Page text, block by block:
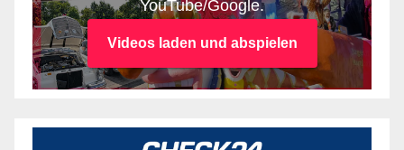
YouTube/Google.
Videos laden und abspielen